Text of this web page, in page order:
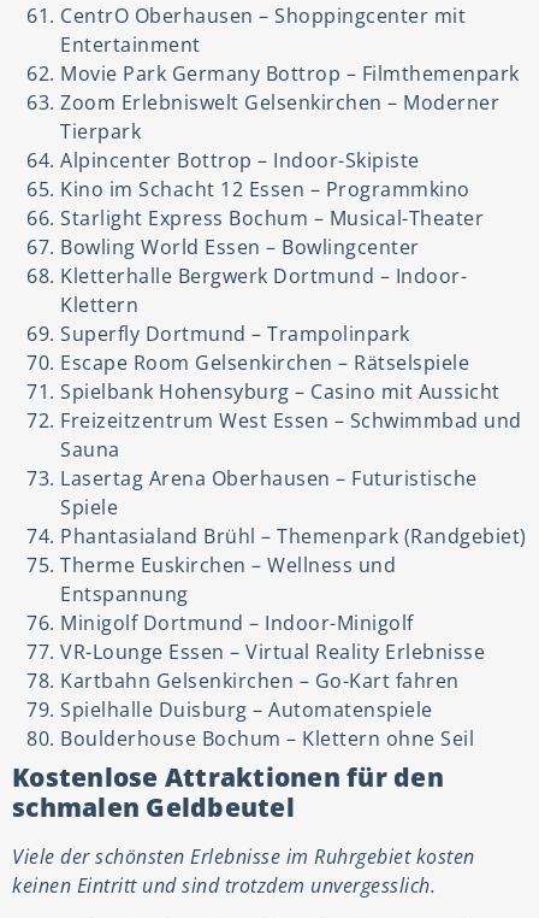
CentrO Oberhausen – Shoppingcenter mit
Entertainment
Movie Park Germany Bottrop – Filmthemenpark
Zoom Erlebniswelt Gelsenkirchen – Moderner
Tierpark
Alpincenter Bottrop – Indoor-Skipiste
Kino im Schacht 12 Essen – Programmkino
Starlight Express Bochum – Musical-Theater
Bowling World Essen – Bowlingcenter
Kletterhalle Bergwerk Dortmund – Indoor-
Klettern
Superfly Dortmund – Trampolinpark
Escape Room Gelsenkirchen – Rätselspiele
Spielbank Hohensyburg – Casino mit Aussicht
Freizeitzentrum West Essen – Schwimmbad und
Sauna
Lasertag Arena Oberhausen – Futuristische
Spiele
Phantasialand Brühl – Themenpark (Randgebiet)
Therme Euskirchen – Wellness und
Entspannung
Minigolf Dortmund – Indoor-Minigolf
VR-Lounge Essen – Virtual Reality Erlebnisse
Kartbahn Gelsenkirchen – Go-Kart fahren
Spielhalle Duisburg – Automatenspiele
Boulderhouse Bochum – Klettern ohne Seil
Kostenlose Attraktionen für den
schmalen Geldbeutel
Viele der schönsten Erlebnisse im Ruhrgebiet kosten
keinen Eintritt und sind trotzdem unvergesslich.